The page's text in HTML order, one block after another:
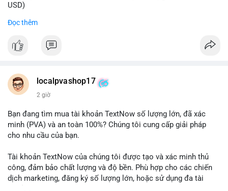
USD)
luân chuyển trong một giao dịch duy nhất cho thấy dấu hiệu
bước chuẩn bị cho một lệnh bán lớn trên sàn tập trung, tạo áp
lực giảm ngắn hạn. Ngược lại, nếu dòng tiền hướng về ví lạnh
ánh niềm tin vào xu hướng tăng. Việc theo dõi điểm đến tiếp
theo của số BTC này là then chốt để xác định tâm lý thị
trường.
Nhà đầu tư nhỏ lẻ nên thận trọng, tránh hành động theo cảm
xúc. Quan sát dòng tiền trong 24-48 giờ tới để xác nhận xu
hướng trước khi đưa ra quyết định vào lệnh.
Đọc thêm
localpvashop17
2 giờ
Bạn đang tìm mua tài khoản TextNow số lượng lớn, đã xác
minh (PVA) và an toàn 100%? Chúng tôi cung cấp giải pháp
cho nhu cầu của bạn.
Tài khoản TextNow của chúng tôi được tạo và xác minh thủ
công, đảm bảo chất lượng và độ bền. Phù hợp cho các chiến
dịch marketing, đăng ký số lượng lớn, hoặc sử dụng đa tài